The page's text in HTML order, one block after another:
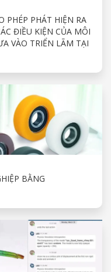
PHÉP PHÁT HIỆN RA
ĐIỀU KIỆN CỦA MÔI
VÀO TRIỂN LÃM TẠI
BẰNG